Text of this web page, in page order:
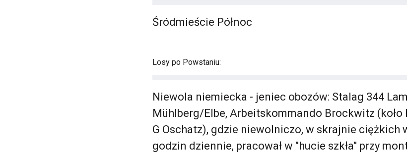
Śródmieście Północ
Losy po Powstaniu:
Niewola niemiecka - jeniec obozów: Stalag 344
Mühlberg/Elbe, Arbeitskommando Brockwitz (koło
G Oschatz), gdzie niewolniczo, w skrajnie ciężkich
godzin dziennie, pracował w "hucie szkła" przy